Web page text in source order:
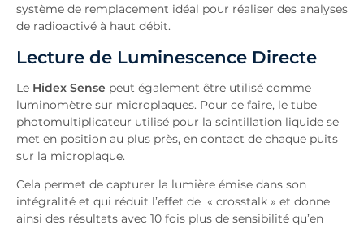
système de remplacement idéal pour réaliser des analyses
de radioactivé à haut débit.
Lecture de Luminescence Directe
Le Hidex Sense peut également être utilisé comme
luminomètre sur microplaques. Pour ce faire, le tube
photomultiplicateur utilisé pour la scintillation liquide se
met en position au plus près, en contact de chaque puits
sur la microplaque.
Cela permet de capturer la lumière émise dans son
intégralité et qui réduit l’effet de « crosstalk » et donne
ainsi des résultats avec 10 fois plus de sensibilité qu’en